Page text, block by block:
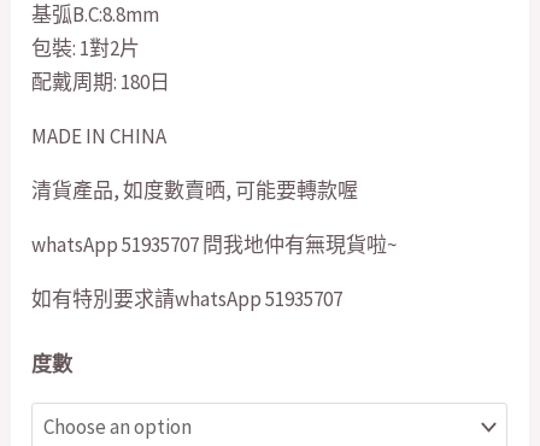
基弧B.C:8.8mm
包裝: 1對2片
配戴周期: 180日
MADE IN CHINA
清貨產品, 如度數賣晒, 可能要轉款喔
whatsApp 51935707 問我地仲有無現貨啦~
如有特別要求請whatsApp 51935707
度數